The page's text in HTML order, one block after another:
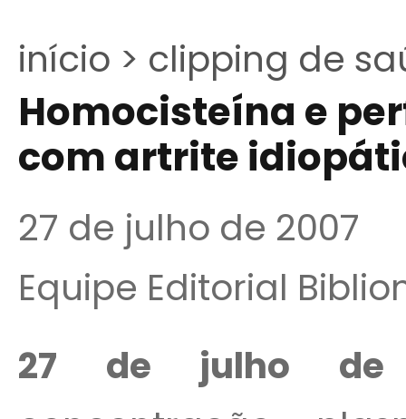
início > clipping de
Homocisteína e
com artrite
27 de julho de 2007
Equipe Editorial
27 de julho de